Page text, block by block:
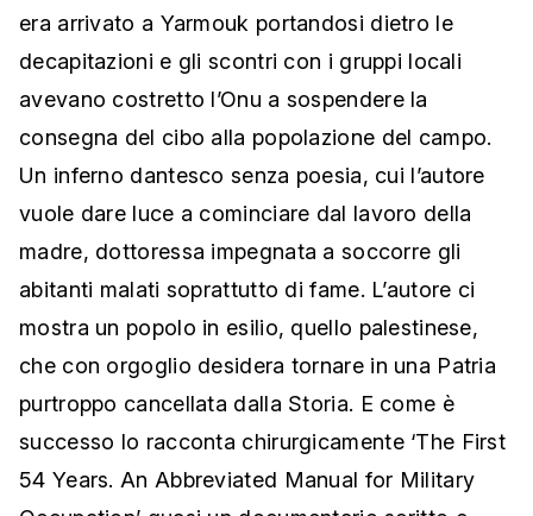
era arrivato a Yarmouk portandosi dietro le
decapitazioni e gli scontri con i gruppi locali
avevano costretto l’Onu a sospendere la
consegna del cibo alla popolazione del campo.
Un inferno dantesco senza poesia, cui l’autore
vuole dare luce a cominciare dal lavoro della
madre, dottoressa impegnata a soccorre gli
abitanti malati soprattutto di fame. L’autore ci
mostra un popolo in esilio, quello palestinese,
che con orgoglio desidera tornare in una Patria
purtroppo cancellata dalla Storia. E come è
successo lo racconta chirurgicamente ‘The First
54 Years. An Abbreviated Manual for Military